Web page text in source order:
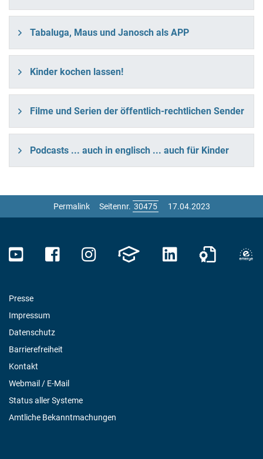
Tabaluga, Maus und Janosch als APP
Kinder kochen lassen!
Filme und Serien der öffentlich-rechtlichen Sender
Podcasts ... auch in englisch ... auch für Kinder
Permalink Seitennr. 17.04.2023
Presse
Impressum
Datenschutz
Barrierefreiheit
Kontakt
Webmail / E-Mail
Status aller Systeme
Amtliche Bekanntmachungen